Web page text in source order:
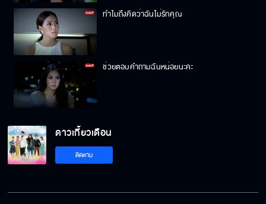
ทำไมถึงคิดว่าฉันไม่รักคุณ
ช่วยตอบคำถามฉันหน่อยนะคะ
ดาวเกี้ยวเดือน
ติดตาม